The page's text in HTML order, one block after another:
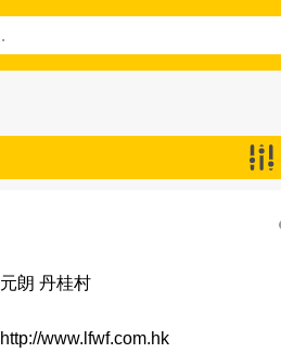
元朗 丹桂村
http://www.lfwf.com.hk